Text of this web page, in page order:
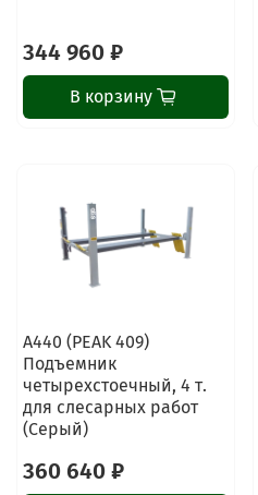
344 960 ₽
В корзину
A440 (PEAK 409)
Подъемник
четырехстоечный, 4 т.
для слесарных работ
(Серый)
360 640 ₽